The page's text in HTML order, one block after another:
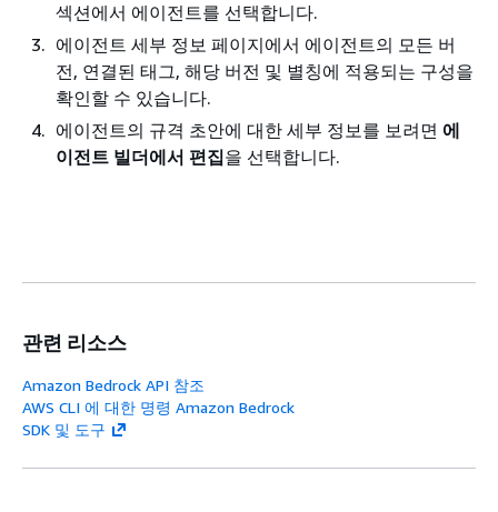
섹션에서 에이전트를 선택합니다.
에이전트 세부 정보 페이지에서 에이전트의 모든 버
전, 연결된 태그, 해당 버전 및 별칭에 적용되는 구성을
확인할 수 있습니다.
에이전트의 규격 초안에 대한 세부 정보를 보려면 에
이전트 빌더에서 편집을 선택합니다.
관련 리소스
Amazon Bedrock API 참조
AWS CLI 에 대한 명령 Amazon Bedrock
SDK 및 도구